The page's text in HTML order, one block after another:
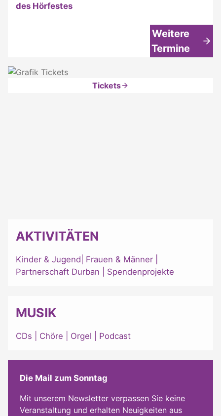
des Hörfestes
Weitere
Termine
Tickets
AKTIVITÄTEN
Kinder & Jugend Frauen & Männer
Partnerschaft Durban
Spendenprojekte
MUSIK
CDs Chöre Orgel Podcast
Die Mail zum Sonntag
Mit unserem Newsletter verpassen Sie keine
Veranstaltung und erhalten Neuigkeiten aus